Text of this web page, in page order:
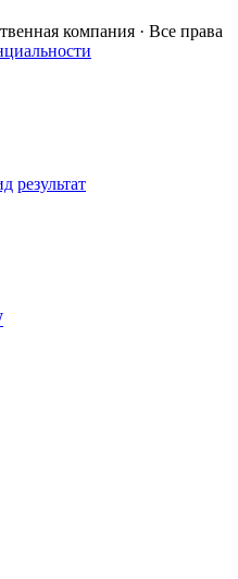
компания · Все права
результат